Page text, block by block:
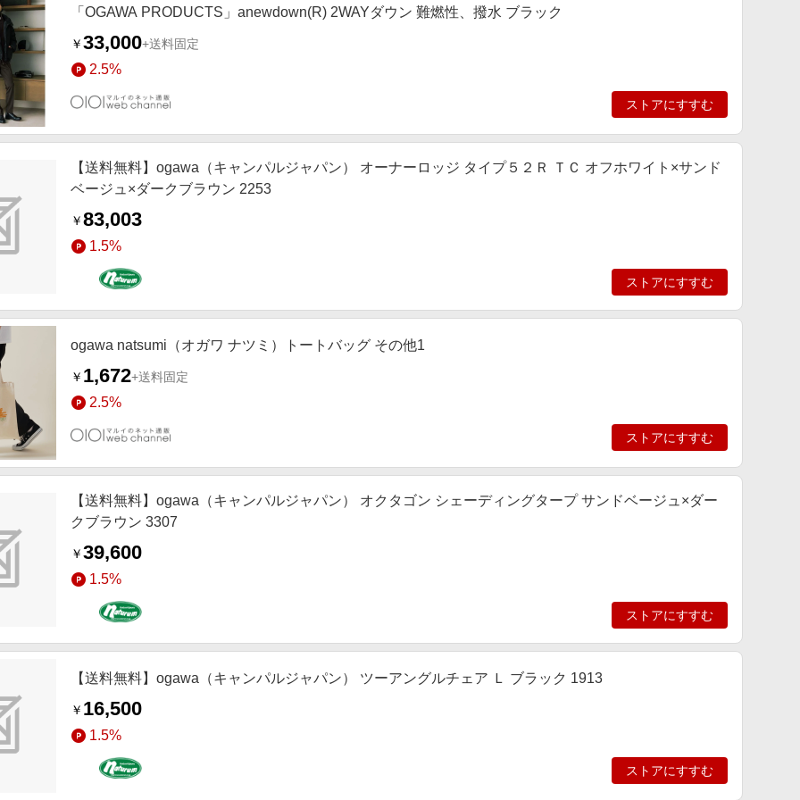
「OGAWA PRODUCTS」anewdown(R) 2WAYダウン 難燃性、撥水 ブラック
￥33,000+送料固定
2.5%
ストアにすすむ
【送料無料】ogawa（キャンパルジャパン） オーナーロッジ タイプ５２Ｒ ＴＣ オフホワイト×サンド
ベージュ×ダークブラウン 2253
￥83,003
1.5%
ストアにすすむ
ogawa natsumi（オガワ ナツミ）トートバッグ その他1
￥ 1,672+送料固定
2.5%
ストアにすすむ
【送料無料】ogawa（キャンパルジャパン） オクタゴン シェーディングタープ サンドベージュ×ダー
クブラウン 3307
￥39,600
1.5%
ストアにすすむ
【送料無料】ogawa（キャンパルジャパン） ツーアングルチェア Ｌ ブラック 1913
￥ 16,500
1.5%
ストアにすすむ